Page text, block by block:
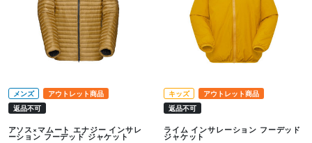
メンズ
アウトレット商品
返品不可
アソス×マムート エナジー インサレ
ーション フーデッド ジャケット
キッズ
アウトレット商品
返品不可
ライム インサレーション フーデッド
ジャケット